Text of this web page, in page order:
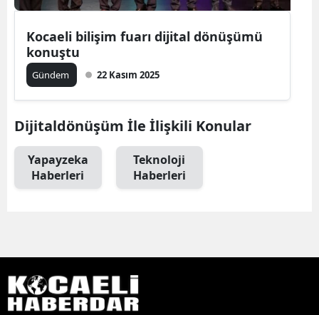
Kocaeli bilişim fuarı dijital dönüşümü
konuştu
Gündem 22 Kasım 2025
Dijitaldönüşüm İle İlişkili Konular
Yapayzeka
Haberleri
Teknoloji
Haberleri